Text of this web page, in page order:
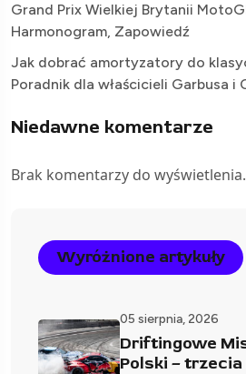
Grand Prix Wielkiej Brytanii
Harmonogram, Zapowiedź
Jak dobrać amortyzatory do
Poradnik dla właścicieli Garbusa i
Niedawne komentarze
Brak komentarzy do wyświetlenia.
Wyróżnione artykuły
05 sierpnia, 2026
Driftingowe
Polski –